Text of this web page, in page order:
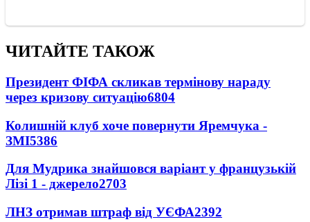
ЧИТАЙТЕ ТАКОЖ
Президент ФІФА скликав термінову нараду
через кризову ситуацію6804
Колишній клуб хоче повернути Яремчука -
ЗМІ5386
Для Мудрика знайшовся варіант у французькій
Лізі 1 - джерело2703
ЛНЗ отримав штраф від УЄФА2392